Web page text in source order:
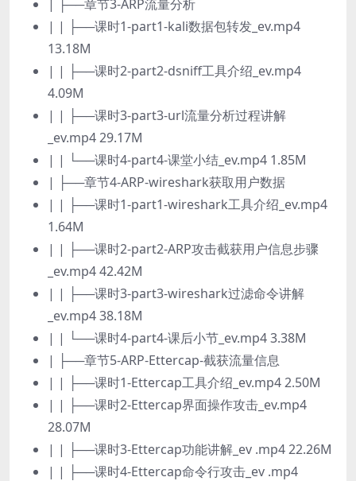
| ├──章节3-ARP流量分析
| | ├──课时1-part1-kali数据包转发_ev.mp4
13.18M
| | ├──课时2-part2-dsniff工具介绍_ev.mp4
4.09M
| | ├──课时3-part3-url流量分析过程讲解
_ev.mp4 29.17M
| | └──课时4-part4-课堂小结_ev.mp4 1.85M
| ├──章节4-ARP-wireshark获取用户数据
| | ├──课时1-part1-wireshark工具介绍_ev.mp4
1.64M
| | ├──课时2-part2-ARP攻击截获用户信息步骤
_ev.mp4 42.42M
| | ├──课时3-part3-wireshark过滤命令讲解
_ev.mp4 38.18M
| | └──课时4-part4-课后小节_ev.mp4 3.38M
| ├──章节5-ARP-Ettercap-截获流量信息
| | ├──课时1-Ettercap工具介绍_ev.mp4 2.50M
| | ├──课时2-Ettercap界面操作攻击_ev.mp4
28.07M
| | ├──课时3-Ettercap功能讲解_ev .mp4 22.26M
| | ├──课时4-Ettercap命令行攻击_ev .mp4